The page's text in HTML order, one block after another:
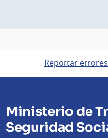
Reportar
Ministerio de
Seguridad